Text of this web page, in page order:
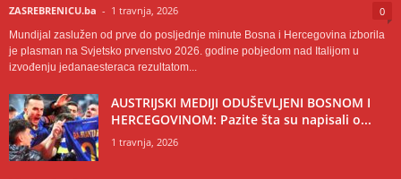
ZASREBRENICU.ba - 1 travnja, 2026 0
Mundijal zaslužen od prve do posljednje minute Bosna i Hercegovina izborila
je plasman na Svjetsko prvenstvo 2026. godine pobjedom nad Italijom u
izvođenju jedanaesteraca rezultatom...
AUSTRIJSKI MEDIJI ODUŠEVLJENI BOSNOM I
HERCEGOVINOM: Pazite šta su napisali o...
1 travnja, 2026